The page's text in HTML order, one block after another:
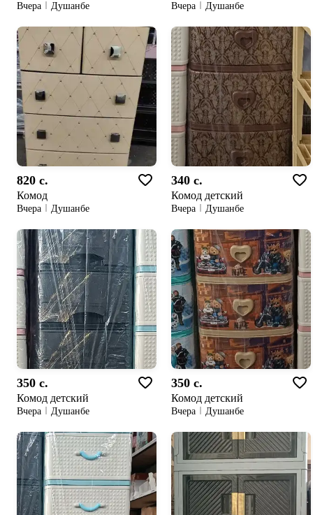
Вчера Душанбе Вчера Душанбе
820 c.
Комод
Вчера Душанбе
340 c.
Комод детский
Вчера Душанбе
350 c.
Комод детский
Вчера Душанбе
350 c.
Комод детский
Вчера Душанбе